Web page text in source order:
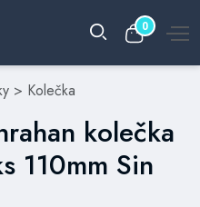
0
> Kolečka
kolečka
110mm Sin